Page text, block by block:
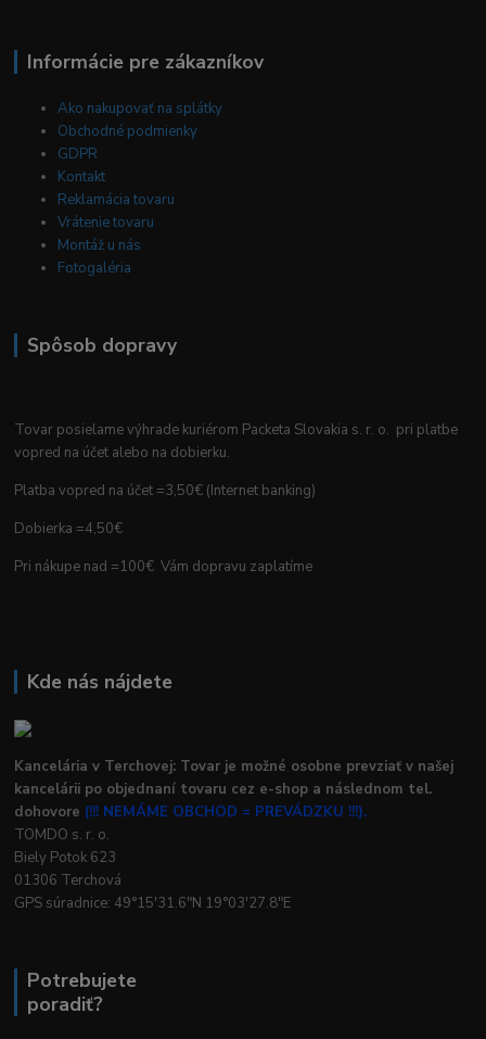
Informácie pre zákazníkov
Ako nakupovať na splátky
Obchodné podmienky
GDPR
Kontakt
Reklamácia tovaru
Vrátenie tovaru
Montáž u nás
Fotogaléria
Spôsob dopravy
Tovar posielame výhrade kuriérom Packeta Slovakia s. r. o. pri platbe
vopred na účet alebo na dobierku.
Platba vopred na účet =3,50€ (Internet banking)
Dobierka =4,50€
Pri nákupe nad =100€ Vám dopravu zaplatíme
Kde nás nájdete
Kancelária v Terchovej: Tovar je možné osobne prevziať v našej
kancelárii po objednaní tovaru cez e-shop a následnom tel.
dohovore (!!! NEMÁME OBCHOD = PREVÁDZKU !!!).
TOMDO s. r. o.
Biely Potok 623
01306 Terchová
GPS súradnice: 49°15'31.6"N 19°03'27.8"E
Potrebujete
poradiť?